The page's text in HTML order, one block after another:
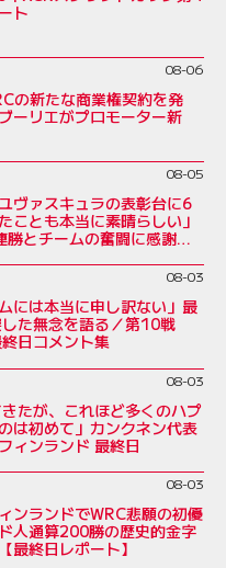
ト
08-06
の新たな商業権契約を発
ーリエがプロモーター新
08-05
ヴァスキュラの表彰台に6
ことも本当に素晴らしい」
勝とチームの奮闘に感謝を
08-03
には本当に申し訳ない」最
た無念を語る／第10戦
日コメント集
08-03
たが、これほど多くのハプ
は初めて」カンクネン代表
ィンランド 最終日
08-03
ンランドでWRC悲願の初優
人通算200勝の歴史的金字
最終日レポート】